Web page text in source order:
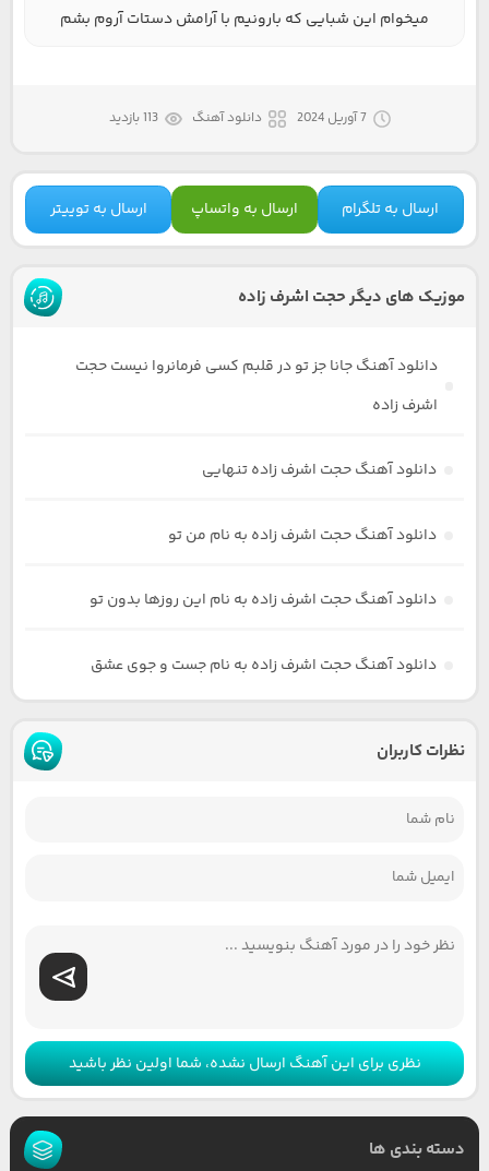
میخوام این شبایی که بارونیم با آرامش دستات آروم بشم
7 آوریل 2024 دانلود آهنگ 113 بازدید
ارسال به تلگرام ارسال به واتساپ ارسال به توییتر
موزیک های دیگر حجت اشرف زاده
دانلود آهنگ جانا جز تو در قلبم کسی فرمانروا نیست حجت
اشرف زاده
دانلود آهنگ حجت اشرف زاده تنهایی
دانلود آهنگ حجت اشرف زاده به نام من تو
دانلود آهنگ حجت اشرف زاده به نام این روزها بدون تو
دانلود آهنگ حجت اشرف زاده به نام جست و جوی عشق
نظرات کاربران
نظری برای این آهنگ ارسال نشده، شما اولین نظر باشید
دسته بندی ها